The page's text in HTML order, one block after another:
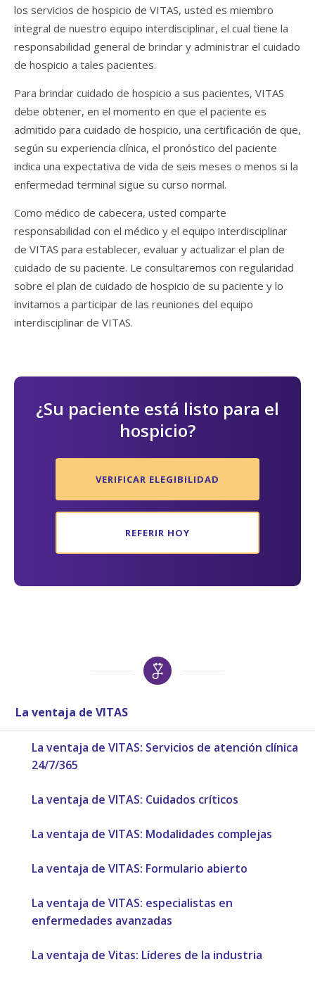
los servicios de hospicio de VITAS, usted es miembro
integral de nuestro equipo interdisciplinar, el cual tiene la
responsabilidad general de brindar y administrar el cuidado
de hospicio a tales pacientes.
Para brindar cuidado de hospicio a sus pacientes, VITAS
debe obtener, en el momento en que el paciente es
admitido para cuidado de hospicio, una certificación de que,
según su experiencia clínica, el pronóstico del paciente
indica una expectativa de vida de seis meses o menos si la
enfermedad terminal sigue su curso normal.
Como médico de cabecera, usted comparte
responsabilidad con el médico y el equipo interdisciplinar
de VITAS para establecer, evaluar y actualizar el plan de
cuidado de su paciente. Le consultaremos con regularidad
sobre el plan de cuidado de hospicio de su paciente y lo
invitamos a participar de las reuniones del equipo
interdisciplinar de VITAS.
¿Su paciente está listo para el
hospicio?
VERIFICAR ELEGIBILIDAD
REFERIR HOY
La ventaja de VITAS
La ventaja de VITAS: Servicios de atención clínica
24/7/365
La ventaja de VITAS: Cuidados críticos
La ventaja de VITAS: Modalidades complejas
La ventaja de VITAS: Formulario abierto
La ventaja de VITAS: especialistas en
enfermedades avanzadas
La ventaja de Vitas: Líderes de la industria